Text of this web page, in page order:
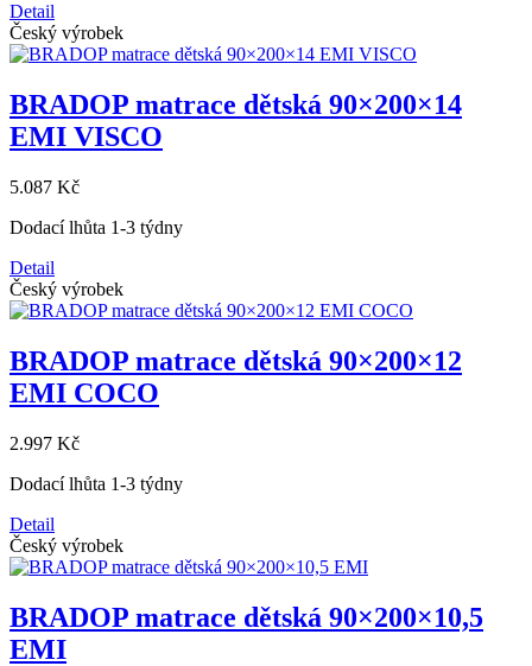
Detail
Český výrobek
BRADOP matrace dětská 90×200×14
EMI VISCO
5.087 Kč
Dodací lhůta 1-3 týdny
Detail
Český výrobek
BRADOP matrace dětská 90×200×12
EMI COCO
2.997 Kč
Dodací lhůta 1-3 týdny
Detail
Český výrobek
BRADOP matrace dětská 90×200×10,5
EMI